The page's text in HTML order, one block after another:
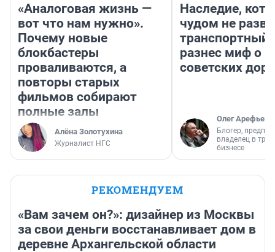
«Аналоговая жизнь —
вот что нам нужно».
Почему новые
блокбастеры
проваливаются, а
повторы старых
фильмов собирают
полные залы
Алёна Золотухина
Журналист НГС
Наследие,
чудом не
транспортный
разнес миф о
советских
Олег Арефьев
Блогер,
владелец в
бизнесе
РЕКОМЕНДУЕМ
«Вам зачем он?»: дизайнер из Москвы
за свои деньги восстанавливает дом в
деревне Архангельской области